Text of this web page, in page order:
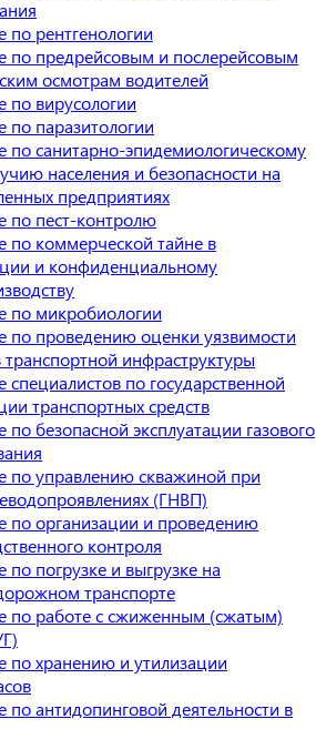
по рентгенологии
по предрейсовым и послерейсовым
осмотрам водителей
по вирусологии
по паразитологии
по санитарно-эпидемиологическому
населения и безопасности на
предприятиях
по пест-контролю
по коммерческой тайне в
и конфиденциальному
по микробиологии
по проведению оценки уязвимости
транспортной инфраструктуры
специалистов по государственной
транспортных средств
безопасной эксплуатации газового
по управлению скважиной при
(ГНВП)
по организации и проведению
контроля
по погрузке и выгрузке на
транспорте
по работе с сжиженным (сжатым)
по хранению и утилизации
по антидопинговой деятельности в